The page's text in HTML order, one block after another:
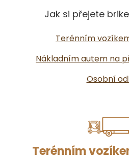
Jak si přejete
Terénním
Nákladním autem na
Osobní
Terénním